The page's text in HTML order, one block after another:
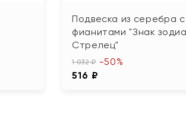
Подвеска из серебра с
фианитами "Знак
Стрелец"
1 032 ₽
516 ₽
-50%